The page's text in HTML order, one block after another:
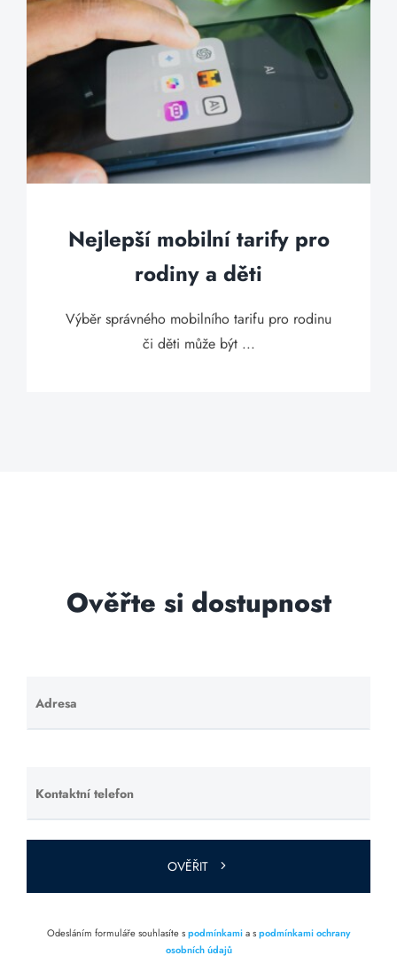
Nejlepší mobilní tarify pro
rodiny a děti
Výběr správného mobilního tarifu pro rodinu
či děti může být ...
Ověřte si dostupnost
Adresa
Ponechte
toto pole
Kontaktní telefon
Ponechte
toto pole
prázdné.
OVĚŘIT
Odesláním formuláře souhlasíte spodmínkamia spodmínkami ochrany
osobních údajů